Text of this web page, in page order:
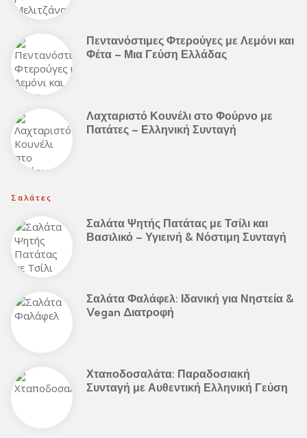
Πεντανόστιμες Φτερούγες με Λεμόνι και
Φέτα – Μια Γεύση Ελλάδας
Λαχταριστό Κουνέλι στο Φούρνο με
Πατάτες – Ελληνική Συνταγή
Σαλάτες
Σαλάτα Ψητής Πατάτας με Τσίλι και
Βασιλικό – Υγιεινή & Νόστιμη Συνταγή
Σαλάτα Φαλάφελ: Ιδανική για Νηστεία &
Vegan Διατροφή
Χταποδοσαλάτα: Παραδοσιακή
Συνταγή με Αυθεντική Ελληνική Γεύση